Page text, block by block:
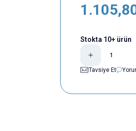
Stokta 10+ ürün
Tavsiye Et